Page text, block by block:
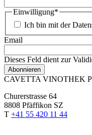
Einwilligung*
Ich bin mit der
Email
Dieses Feld dient zur
CAVETTA VINOTHEK
Churerstrasse 64
8808 Pfäffikon SZ
T +41 55 420 11 44